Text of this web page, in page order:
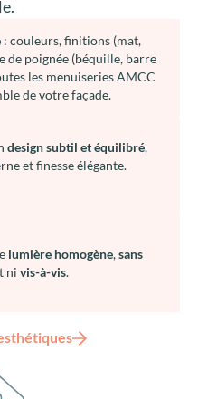
: couleurs, finitions (mat,
de poignée (béquille, barre
les menuiseries AMCC
de votre façade.
design subtil et équilibré,
et finesse élégante.
lumière homogène,sans
ni vis-à-vis.